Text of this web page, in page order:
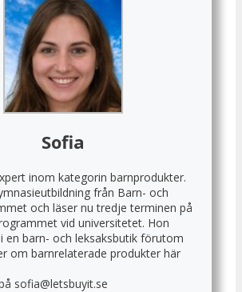
Sofia
inom kategorin barnprodukter.
från Barn- och
och läser nu tredje terminen på
vid universitetet. Hon
en barn- och leksaksbutik förutom
om barnrelaterade produkter här
sofia@letsbuyit.se